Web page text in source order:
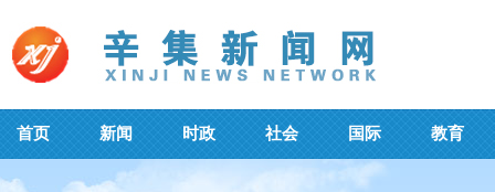
首页 新闻 时政 社会 国际 教育